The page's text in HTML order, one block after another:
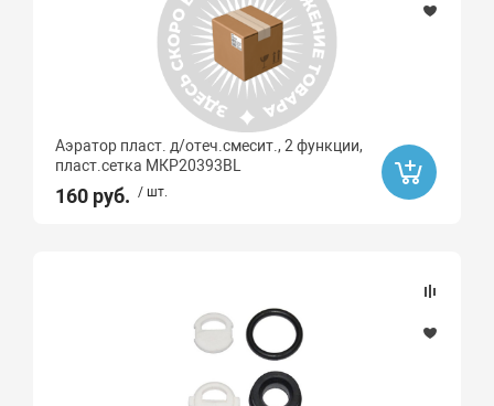
Аэратор пласт. д/отеч.смесит., 2 функции,
пласт.сетка МКР20393BL
160 руб. / шт.